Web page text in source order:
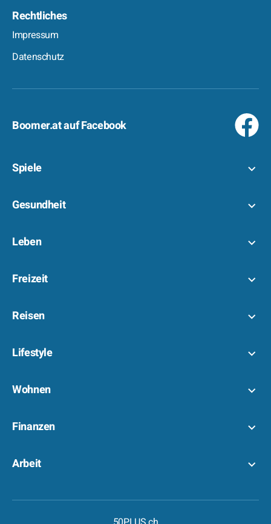
Rechtliches
Impressum
Datenschutz
Boomer.at auf Facebook
Spiele
Gesundheit
Leben
Freizeit
Reisen
Lifestyle
Wohnen
Finanzen
Arbeit